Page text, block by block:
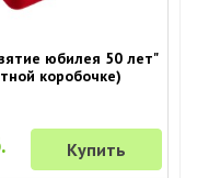
юбилея 50 лет"
коробочке)
Купить